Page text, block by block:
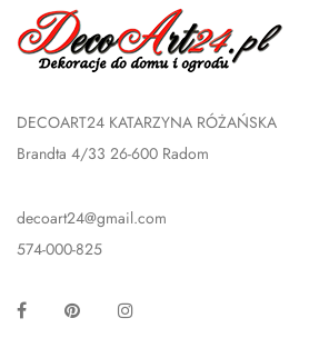
DECOART24 KATARZYNA RÓŻAŃSKA
Brandta 4/33 26-600 Radom
decoart24@gmail.com
574-000-825
Facebook Pinterest